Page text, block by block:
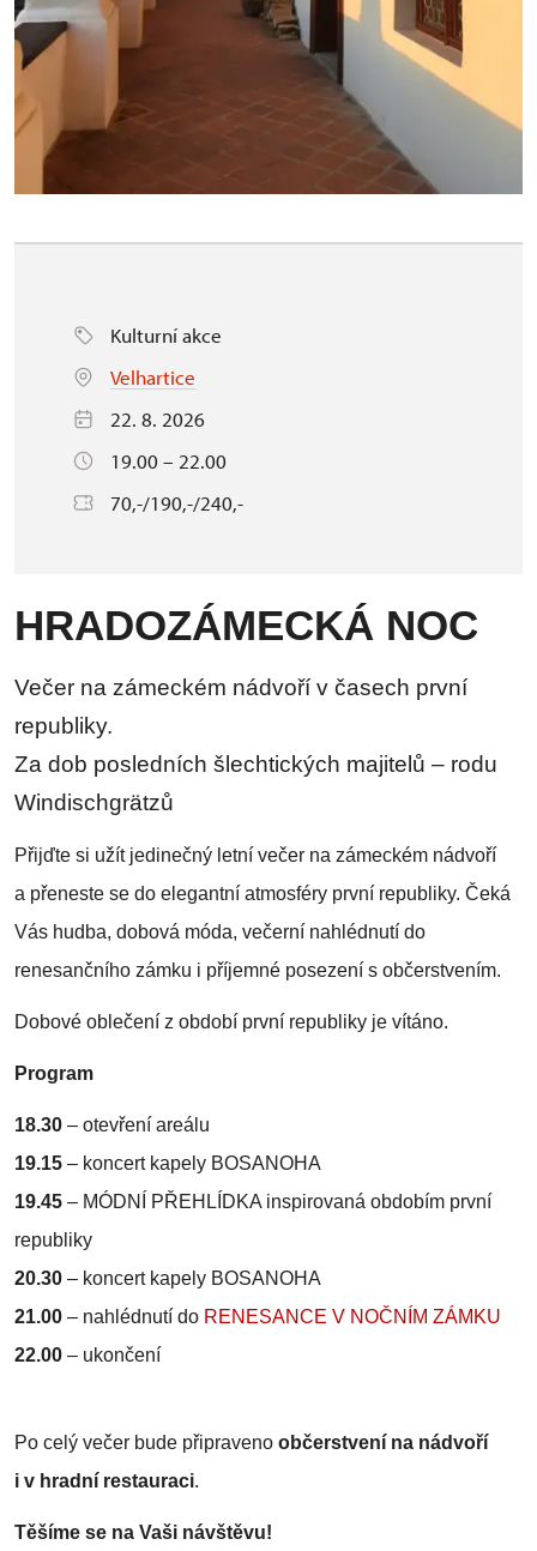
Kulturní akce
Velhartice
22. 8. 2026
19.00 – 22.00
70,-/190,-/240,-
HRADOZÁMECKÁ NOC
Večer na zámeckém nádvoří v časech první
republiky.
Za dob posledních šlechtických majitelů – rodu
Windischgrätzů
Přijďte si užít jedinečný letní večer na zámeckém nádvoří
a přeneste se do elegantní atmosféry první republiky. Čeká
Vás hudba, dobová móda, večerní nahlédnutí do
renesančního zámku i příjemné posezení s občerstvením.
Dobové oblečení z období první republiky je vítáno.
Program
18.30 – otevření areálu
19.15 – koncert kapely BOSANOHA
19.45 – MÓDNÍ PŘEHLÍDKA inspirovaná obdobím první
republiky
20.30 – koncert kapely BOSANOHA
21.00 – nahlédnutí do RENESANCE V NOČNÍM ZÁMKU
22.00 – ukončení
Po celý večer bude připraveno občerstvení na nádvoří
i v hradní restauraci.
Těšíme se na Vaši návštěvu!